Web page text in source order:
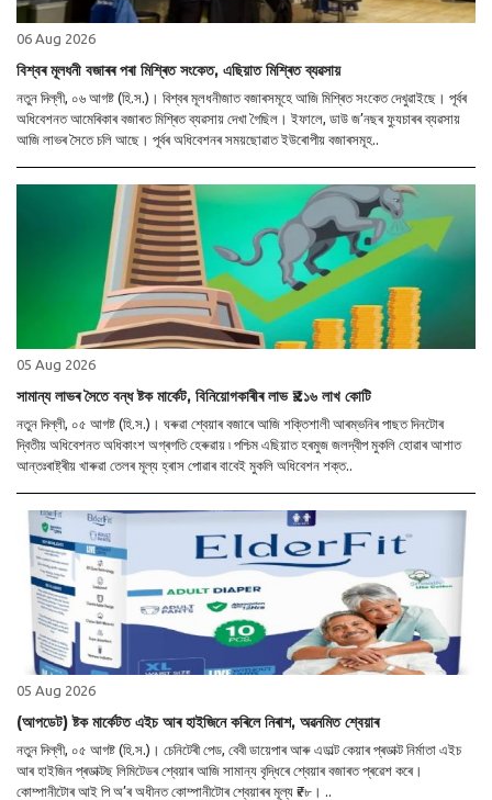
06 Aug 2026
বিশ্বৰ মূলধনী বজাৰৰ পৰা মিশ্ৰিত সংকেত, এছিয়াত মিশ্ৰিত ব্যৱসায়
নতুন দিল্লী, ০৬ আগষ্ট (হি.স.)। বিশ্বৰ মূলধনীজাত বজাৰসমূহে আজি মিশ্ৰিত সংকেত দেখুৱাইছে। পূৰ্বৰ
অধিবেশনত আমেৰিকাৰ বজাৰত মিশ্ৰিত ব্যৱসায় দেখা গৈছিল। ইফালে, ডাউ জ’নছৰ ফ্যুচাৰৰ ব্যৱসায়
আজি লাভৰ সৈতে চলি আছে। পূৰ্বৰ অধিবেশনৰ সময়ছোৱাত ইউৰোপীয় বজাৰসমূহ..
05 Aug 2026
সামান্য লাভৰ সৈতে বন্ধ ষ্টক মাৰ্কেট, বিনিয়োগকাৰীৰ লাভ ₹১.১৬ লাখ কোটি
নতুন দিল্লী, ০৫ আগষ্ট (হি.স.)। ঘৰুৱা শ্বেয়াৰ বজাৰে আজি শক্তিশালী আৰম্ভনিৰ পাছত দিনটোৰ
দ্বিতীয় অধিবেশনত অধিকাংশ অগ্ৰগতি হেৰুৱায় ৷ পশ্চিম এছিয়াত হৰমুজ জলদ্বীপ মুকলি হোৱাৰ আশাত
আন্তঃৰাষ্ট্ৰীয় খাৰুৱা তেলৰ মূল্য হ্ৰাস পোৱাৰ বাবেই মুকলি অধিবেশন শক্ত..
05 Aug 2026
(আপডেট) ষ্টক মাৰ্কেটত এইচ আৰ হাইজিনে কৰিলে নিৰাশ, অৱনমিত শ্বেয়াৰ
নতুন দিল্লী, ০৫ আগষ্ট (হি.স.)। চেনিটেৰী পেড, বেবী ডায়েপাৰ আৰু এডাল্ট কেয়াৰ প্ৰডাক্ট নিৰ্মাতা এইচ
আৰ হাইজিন প্ৰডাক্টছ লিমিটেডৰ শ্বেয়াৰ আজি সামান্য বৃদ্ধিৰে শ্বেয়াৰ বজাৰত প্ৰৱেশ কৰে।
কোম্পানীটোৰ আই পি অ’ৰ অধীনত কোম্পানীটোৰ শ্বেয়াৰৰ মূল্য ₹৮৮। ..